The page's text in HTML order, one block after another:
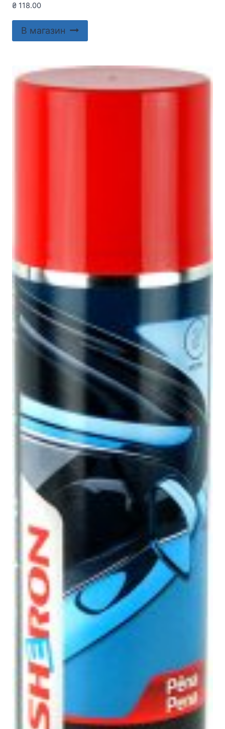
₴ 118.00
В магазин